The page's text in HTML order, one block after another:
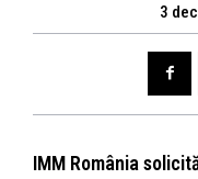
3
IMM România